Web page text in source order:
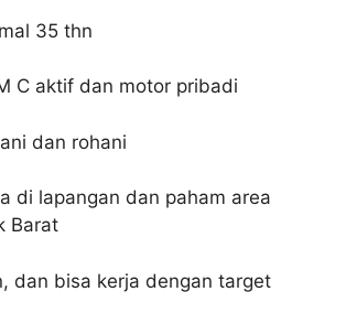
35 thn
C aktif dan motor pribadi
dan rohani
di lapangan dan paham area
Barat
dan bisa kerja dengan target